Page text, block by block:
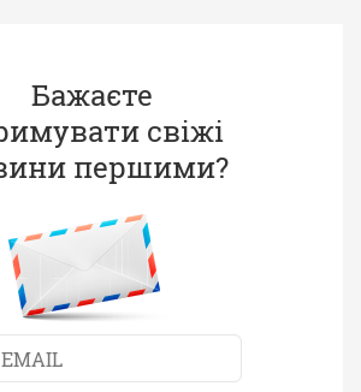
Бажаєте
свіжі
першими?